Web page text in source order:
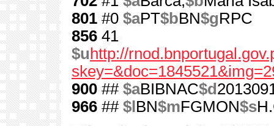
801 #0 $aPT$bBN$gRPC
856 41
$u http://
900 ## $aBIBNAC$d
966 ## $l BN$mFGMON$s